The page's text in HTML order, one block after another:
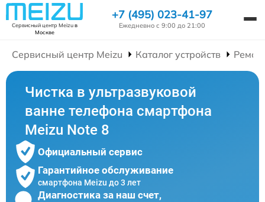
Сервисный центр Meizuв
Москве
+7 (495) 023-41-97
Ежедневно с 9:00 до 21:00
Сервисный центр Meizu Каталог устройств
Чистка в ультразвуковой
ванне телефона смартфона
Meizu Note 8
Официальный сервис
Гарантийное обслуживание
смартфона Meizu до 3 лет
Диагностика за наш счет,